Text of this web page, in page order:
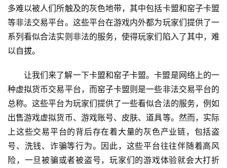
多难以被人们所触及的灰色地带，其中包括卡盟和窑子卡盟
等非法交易平台。这些平台在游戏内外都为玩家们提供了一
系列看似合法实则非法的服务，使得玩家们陷入了其中，难
以自拔。
让我们来了解一下卡盟和窑子卡盟。卡盟是网络上的一
种虚拟货币交易平台，而窑子卡盟则是一些非法交易平台的
总称。这些平台为玩家们提供了一些看似合法的服务，例如
出售游戏虚拟货币、游戏账号、皮肤、道具等。然而，实际
上这些交易平台的背后存在着大量的灰色产业链，包括盗
号、洗钱、诈骗等行为。因此，这些平台往往伴随着高风
险，一旦被骗或者被盗号，玩家们的游戏体验就会大打折